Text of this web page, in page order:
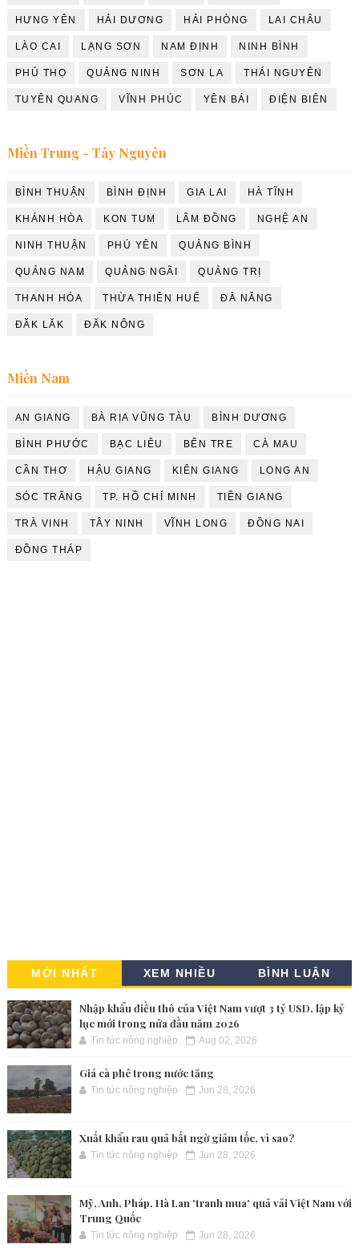
HƯNG YÊN HẢI DƯƠNG HẢI PHÒNG LAI CHÂU
LÀO CAI LẠNG SƠN NAM ĐỊNH NINH BÌNH
PHÚ THỌ QUẢNG NINH SƠN LA THÁI NGUYÊN
TUYÊN QUANG VĨNH PHÚC YÊN BÁI ĐIỆN BIÊN
Miền Trung - Tây Nguyên
BÌNH THUẬN BÌNH ĐỊNH GIA LAI HÀ TĨNH
KHÁNH HÒA KON TUM LÂM ĐỒNG NGHỆ AN
NINH THUẬN PHÚ YÊN QUẢNG BÌNH
QUẢNG NAM QUẢNG NGÃI QUẢNG TRỊ
THANH HÓA THỪA THIÊN HUẾ ĐÀ NẴNG
ĐĂK LĂK ĐĂK NÔNG
Miền Nam
AN GIANG BÀ RỊA VŨNG TÀU BÌNH DƯƠNG
BÌNH PHƯỚC BẠC LIÊU BẾN TRE CÀ MAU
CẦN THƠ HẬU GIANG KIÊN GIANG LONG AN
SÓC TRĂNG TP. HỒ CHÍ MINH TIỀN GIANG
TRÀ VINH TÂY NINH VĨNH LONG ĐỒNG NAI
ĐỒNG THÁP
MỚI NHẤT XEM NHIỀU BÌNH LUẬN
Nhập khẩu điều thô của Việt Nam vượt 3 tỷ USD, lập kỷ
lục mới trong nửa đầu năm 2026
Tin tức nông nghiệp Aug 02, 2026
Giá cà phê trong nước tăng
Tin tức nông nghiệp Jun 28, 2026
Xuất khẩu rau quả bất ngờ giảm tốc, vì sao?
Tin tức nông nghiệp Jun 28, 2026
Mỹ, Anh, Pháp, Hà Lan 'tranh mua' quả vải Việt Nam với
Trung Quốc
Tin tức nông nghiệp Jun 28, 2026